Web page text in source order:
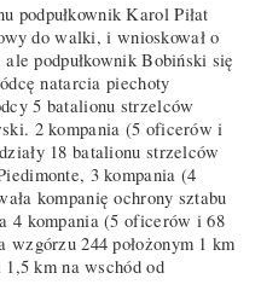
podpułkownik Karol Piłat
do walki, i wnioskował o
podpułkownik Bobiński się
natarcia piechoty
5 batalionu strzelców
2 kompania (5 oficerów i
18 batalionu strzelców
3 kompania (4
kompanię ochrony sztabu
4 kompania (5 oficerów i 68
wzgórzu 244 położonym 1 km
km na wschód od